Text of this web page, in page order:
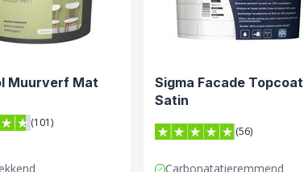
Muurverf Mat
5 sterren score op Trustpilot
(101)
Sigma Facade Topcoat
Satin
(56)
Carbonatatieremmend